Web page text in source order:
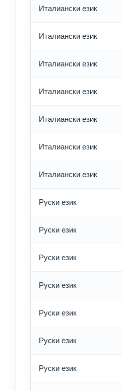
Италиански език
Италиански език
Италиански език
Италиански език
Италиански език
Италиански език
Италиански език
Руски език
Руски език
Руски език
Руски език
Руски език
Руски език
Руски език